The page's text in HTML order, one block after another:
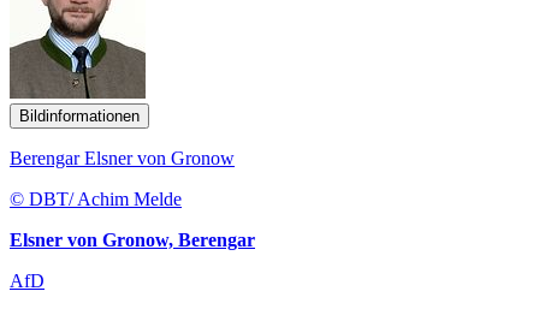
Bildinformationen
Berengar Elsner von Gronow
© DBT/ Achim Melde
Elsner von Gronow, Berengar
AfD